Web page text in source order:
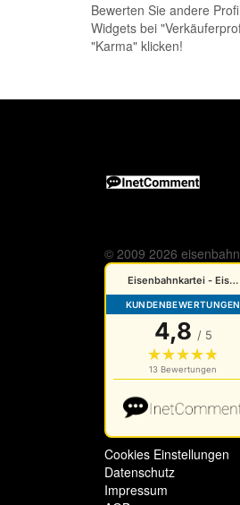
Bewerten Sie andere
Widgets bei
"Karma" klicken!
© 2009 2026
Cookies Einstellungen
Datenschutz
Impressum